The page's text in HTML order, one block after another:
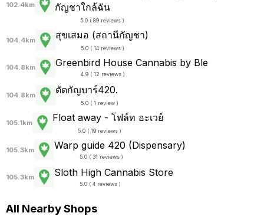
102.4km
กัญชาใกล้ฉัน
5.0 ( 89 reviews )
104.4km สุขเสมอ (สถานีกัญชา)
5.0 ( 14 reviews )
104.8km Greenbird House Cannabis by Ble
4.9 ( 12 reviews )
104.8km ตัดกัญบาร์420.
5.0 ( 1 review )
105.1km Float away - โฟล์ท อะเวย์
5.0 ( 19 reviews )
105.3km Warp guide 420 (Dispensary)
5.0 ( 31 reviews )
105.3km Sloth High Cannabis Store
5.0 ( 4 reviews )
All Nearby Shops